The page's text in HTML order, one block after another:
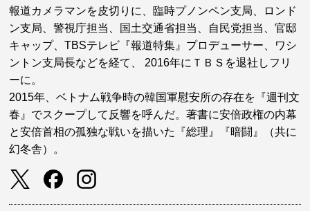
報道カメラマンを皮切りに、臨時プノンペン支局、ロンド
ン支局、警視庁担当、国土交通省担当、自民党担当、官邸
キャップ、TBSテレビ『報道特集』プロデューサー、ワシ
ントン支局長などを経て、 2016年にＴＢＳを退社しフリ
ーに。
2015年、ベトナム戦争時の韓国軍慰安所の存在を『週刊文
春』でスクープして反響を呼んだ。著書に安倍政権の内幕
と安倍首相の孤独な戦いを描いた『総理』『暗闘』（共に
幻冬舎）。